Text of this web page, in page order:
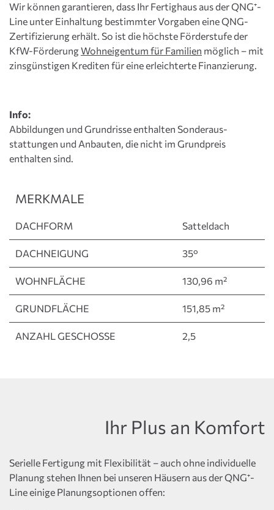
Wir können garantieren, dass Ihr Fertighaus aus der QNG⁺-
Line unter Einhaltung bestimmter Vorgaben eine QNG-
Zertifizierung erhält. So ist die höchste Förderstufe der
KfW-FörderungWohneigentum für Familien möglich – mit
zinsgünstigen Krediten für eine erleichterte Finanzierung.
Info:
Abbildungen und Grundrisse enthalten Sonderaus­
stattungen und Anbauten, die nicht im Grundpreis
enthalten sind.
MERKMALE
DACHFORM Satteldach
DACHNEIGUNG 35°
WOHNFLÄCHE 130,96 m²
GRUNDFLÄCHE 151,85 m²
ANZAHL GESCHOSSE 2,5
Ihr Plus an Komfort
Serielle Fertigung mit Flexibilität – auch ohne individuelle
Planung stehen Ihnen bei unseren Häusern aus der QNG⁺-
Line einige Planungsoptionen offen: